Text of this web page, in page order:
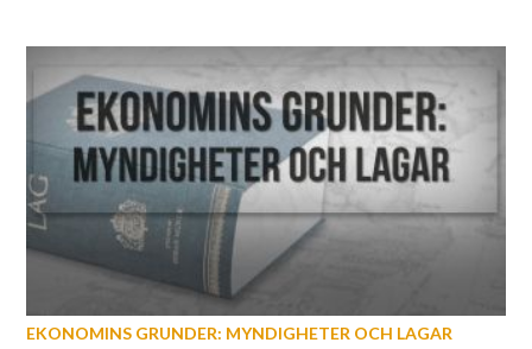
EKONOMINS GRUNDER: MYNDIGHETER OCH LAGAR